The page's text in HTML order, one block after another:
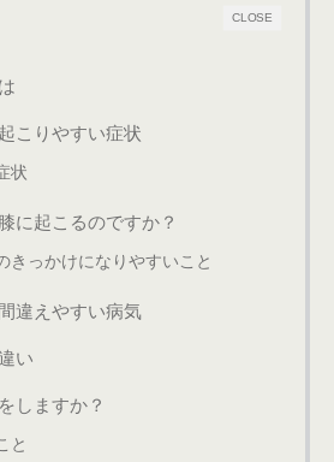
CLOSE
こりやすい症状
状
に起こるのですか？
きっかけになりやすいこと
違えやすい病気
い
しますか？
と